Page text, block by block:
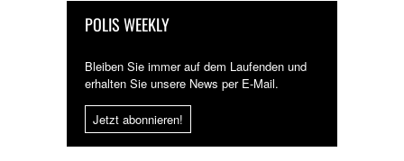
POLIS WEEKLY
Bleiben Sie immer auf dem Laufenden und
erhalten Sie unsere News per E-Mail.
Jetzt abonnieren!